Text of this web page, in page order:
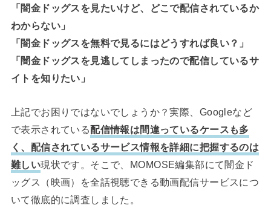
「闇金ドッグスを見たいけど、どこで配信されているか
わからない」
「闇金ドッグスを無料で見るにはどうすれば良い？」
「闇金ドッグスを見逃してしまったので配信しているサ
イトを知りたい」
上記でお困りではないでしょうか？実際、Googleなど
で表示されている配信情報は間違っているケースも多
く、配信されているサービス情報を詳細に把握するのは
難しい現状です。そこで、MOMOSE編集部にて闇金ド
ッグス（映画）を全話視聴できる動画配信サービスにつ
いて徹底的に調査しました。